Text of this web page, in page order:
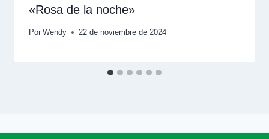
«Rosa de la noche»
Por Wendy 22 de noviembre de 2024